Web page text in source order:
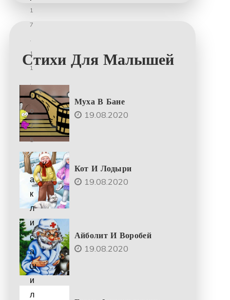
Стихи Для Малышей
Муха В Бане
19.08.2020
Кот И Лодыри
19.08.2020
Айболит И Воробей
19.08.2020
1
7
.
1
1
.
2
0
2
5
К
а
к
л
и
с
а
ш
и
л